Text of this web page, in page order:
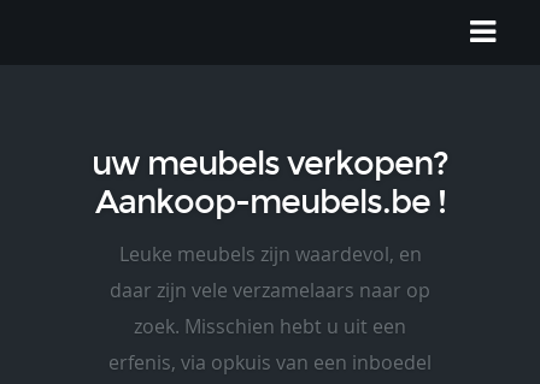
uw meubels verkopen?
Aankoop-meubels.be !
Leuke meubels zijn waardevol, en
daar zijn vele verzamelaars naar op
zoek. Misschien hebt u uit een
erfenis, via opkuis van een inboedel